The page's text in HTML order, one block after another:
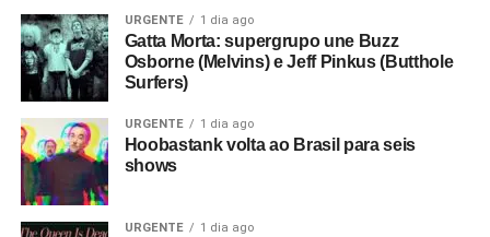
URGENTE 1 dia ago
Gatta Morta: supergrupo une Buzz
Osborne (Melvins) e Jeff Pinkus (Butthole
Surfers)
URGENTE 1 dia ago
Hoobastank volta ao Brasil para seis
shows
URGENTE 1 dia ago